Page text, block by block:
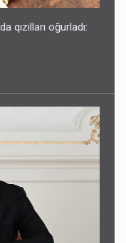
qızılları oğurladı: